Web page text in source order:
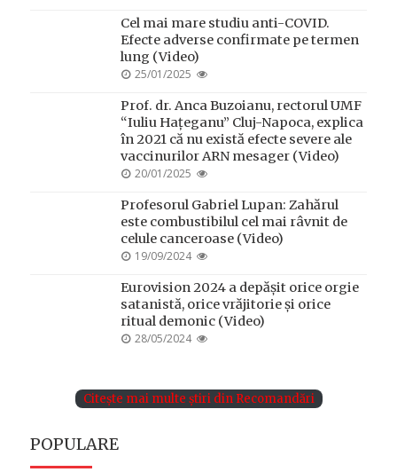
Cel mai mare studiu anti-COVID.
Efecte adverse confirmate pe termen
lung (Video)
POSTED
25/01/2025
Prof. dr. Anca Buzoianu, rectorul UMF
“Iuliu Hațeganu” Cluj-Napoca, explica
în 2021 că nu există efecte severe ale
vaccinurilor ARN mesager (Video)
POSTED
20/01/2025
Profesorul Gabriel Lupan: Zahărul
este combustibilul cel mai râvnit de
celule canceroase (Video)
POSTED
19/09/2024
Eurovision 2024 a depășit orice orgie
satanistă, orice vrăjitorie și orice
ritual demonic (Video)
POSTED
28/05/2024
Citește mai multe știri din Recomandări
POPULARE